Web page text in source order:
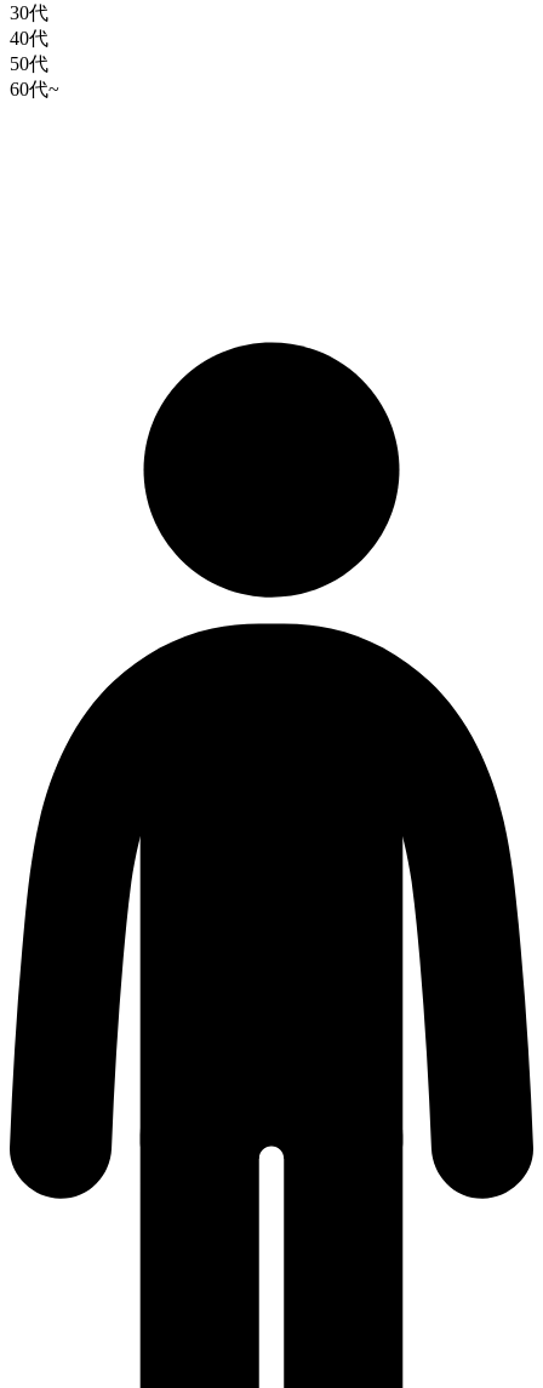
30代
40代
50代
60代~